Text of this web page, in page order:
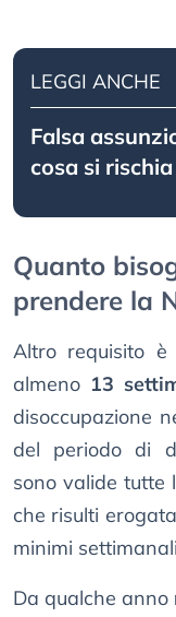
LEGGI ANCHE
Falsa
cosa si rischia
Quanto
prendere la
Altro requisito è
almeno 13
disoccupazione
del periodo di
sono valide tutte
che risulti
minimi
Da qualche anno